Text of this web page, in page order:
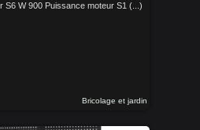
S6 W 900 Puissance moteur S1 (...)
Bricolage et jardin